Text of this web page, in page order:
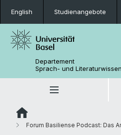
English Studienangebote
Departement
Sprach- und
Forum Basiliense Podcast: Das